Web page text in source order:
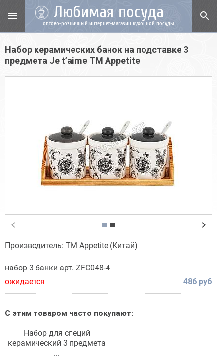
menu Любимая посуда
оптово-розничный интернет-магазин кухонной посуды
search
Набор керамических банок на подставке 3
предмета Je t’aime TM Appetite
chevron_left chevron_right
Производитель: TM Appetite (Китай)
набор 3 банки арт. ZFC048-4
ожидается
486 руб
С этим товаром часто покупают:
Набор для специй
керамический 3 предмета
Je t’aime TM Appetite
...